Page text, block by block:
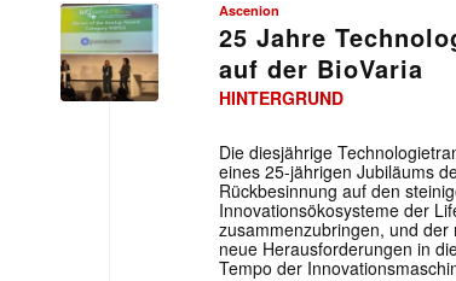
Ascenion
25 Jahre
auf der BioVaria
HINTERGRUND
Die diesjährige
eines 25-jährigen Jubiläums
Rückbesinnung auf den
Innovationsökosysteme der
zusammenzubringen, und
neue Herausforderungen in
Tempo der